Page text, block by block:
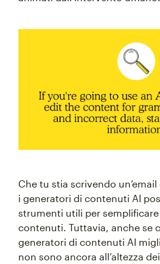
Che tu stia scrivendo
i generatori di contenuti AI
strumenti utili per
contenuti. Tuttavia, anche se
generatori di contenuti AI
non sono ancora all’altezza